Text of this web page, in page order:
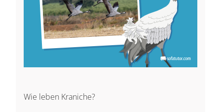
Wie leben Kraniche?